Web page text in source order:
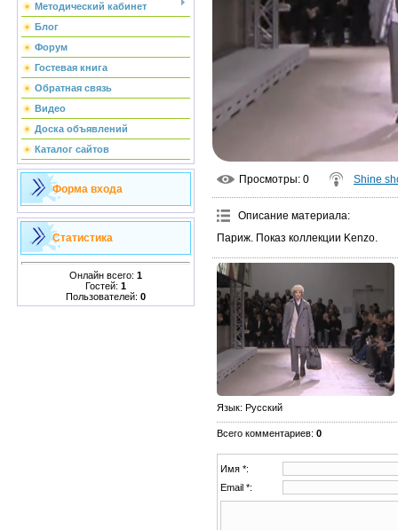
Методический кабинет
Блог
Форум
Гостевая книга
Обратная связь
Видео
Доска объявлений
Каталог сайтов
Форма входа
Статистика
Онлайн всего: 1
Гостей: 1
Пользователей: 0
Просмотры: 0 Shine
Описание материала:
Париж. Показ коллекции Kenzo.
Язык: Русский
Всего комментариев: 0
Имя *:
Email *: